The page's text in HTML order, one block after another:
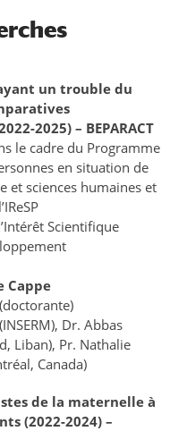
un trouble du
2025) – BEPARACT
le cadre du Programme
en situation de
et sciences humaines et
Scientifique
Cappe
Dr. Abbas
Liban), Pr. Nathalie
Canada)
de la maternelle à
(2022-2024) –